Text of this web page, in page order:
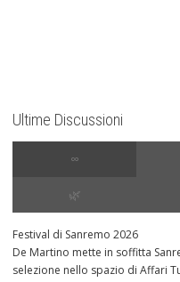
Ultime Discussioni
∞
🌿
Festival di Sanremo 2026
De Martino mette in soffitta
selezione nello spazio di Affari